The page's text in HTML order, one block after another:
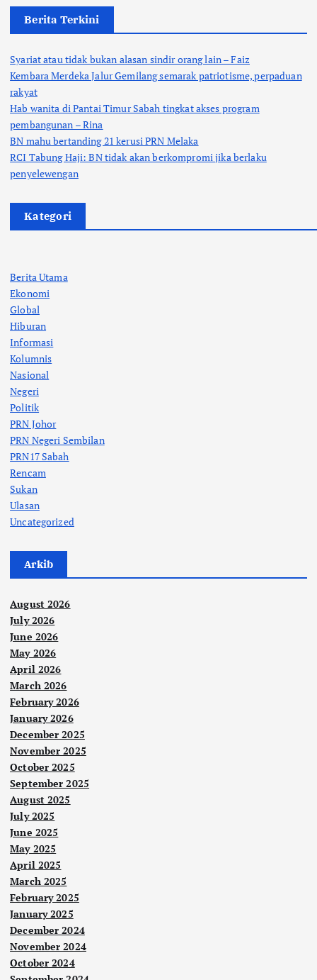
Berita Terkini
Syariat atau tidak bukan alasan sindir orang lain – Faiz
Kembara Merdeka Jalur Gemilang semarak patriotisme, perpaduan
rakyat
Hab wanita di Pantai Timur Sabah tingkat akses program
pembangunan – Rina
BN mahu bertanding 21 kerusi PRN Melaka
RCI Tabung Haji: BN tidak akan berkompromi jika berlaku
penyelewengan
Kategori
Berita Utama
Ekonomi
Global
Hiburan
Informasi
Kolumnis
Nasional
Negeri
Politik
PRN Johor
PRN Negeri Sembilan
PRN17 Sabah
Rencam
Sukan
Ulasan
Uncategorized
Arkib
August 2026
July 2026
June 2026
May 2026
April 2026
March 2026
February 2026
January 2026
December 2025
November 2025
October 2025
September 2025
August 2025
July 2025
June 2025
May 2025
April 2025
March 2025
February 2025
January 2025
December 2024
November 2024
October 2024